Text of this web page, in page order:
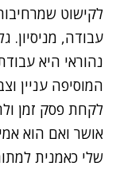
לקישוט
עבודה,
נהוראי היא
המוסיפה עניין
לקחת פסק זמן
אושר ואם הוא
שלי כאמנית